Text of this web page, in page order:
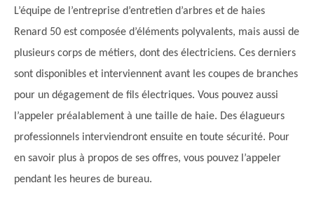
L’équipe de l’entreprise d’entretien d’arbres et de haies
Renard 50 est composée d’éléments polyvalents, mais aussi de
plusieurs corps de métiers, dont des électriciens. Ces derniers
sont disponibles et interviennent avant les coupes de branches
pour un dégagement de fils électriques. Vous pouvez aussi
l’appeler préalablement à une taille de haie. Des élagueurs
professionnels interviendront ensuite en toute sécurité. Pour
en savoir plus à propos de ses offres, vous pouvez l’appeler
pendant les heures de bureau.